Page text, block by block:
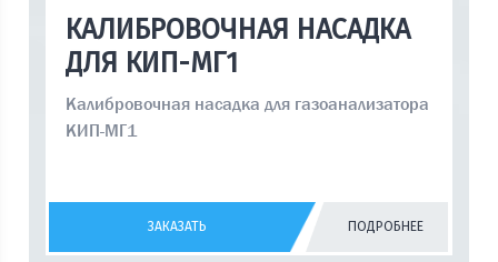
КАЛИБРОВОЧНАЯ НАСАДКА
ДЛЯ КИП-МГ1
Калибровочная насадка для газоанализатора
КИП-МГ1
ЗАКАЗАТЬ ПОДРОБНЕЕ